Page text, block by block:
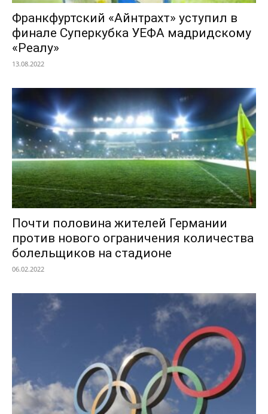
Франкфуртский «Айнтрахт» уступил в
финале Суперкубка УЕФА мадридскому
«Реалу»
13.08.2022
Почти половина жителей Германии
против нового ограничения количества
болельщиков на стадионе
06.02.2022